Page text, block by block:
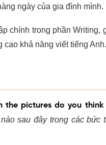
ngày của gia đình mình.
chính trong phần Writing,
cao khả năng viết tiếng Anh.
the pictures do you think
sau đây trong các bức